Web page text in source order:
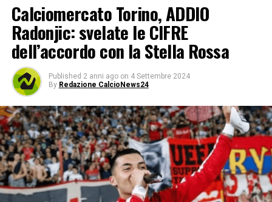
Calciomercato Torino, ADDIO
Radonjic: svelate le CIFRE
dell’accordo con la Stella Rossa
Published 2 anni ago on 4 Settembre 2024
By Redazione CalcioNews24